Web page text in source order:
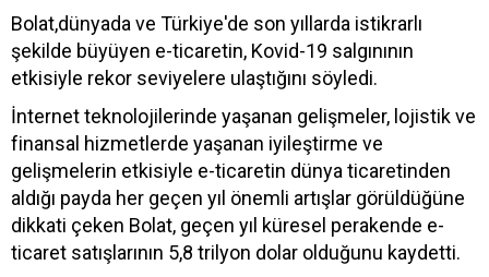
Bolat,dünyada ve Türkiye'de son yıllarda istikrarlı
şekilde büyüyen e-ticaretin, Kovid-19 salgınının
etkisiyle rekor seviyelere ulaştığını söyledi.
İnternet teknolojilerinde yaşanan gelişmeler, lojistik ve
finansal hizmetlerde yaşanan iyileştirme ve
gelişmelerin etkisiyle e-ticaretin dünya ticaretinden
aldığı payda her geçen yıl önemli artışlar görüldüğüne
dikkati çeken Bolat, geçen yıl küresel perakende e-
ticaret satışlarının 5,8 trilyon dolar olduğunu kaydetti.